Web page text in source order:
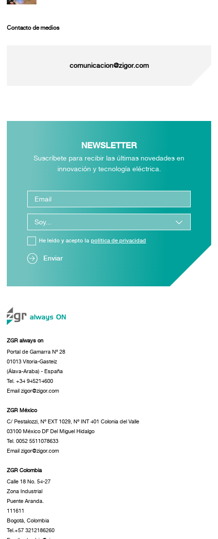
Contacto de medios
comunicacion@zigor.com
NEWSLETTER
Suscríbete para recibir las últimas novedades en
innovación y tecnología eléctrica.
Enviar
He leído y acepto la política de privacidad
ZGR always on
Portal de Gamarra Nº 28
01013 Vitoria-Gasteiz
(Álava-Araba) - España
Tel. +34 945214600
Email zigor@zigor.com
ZGR México
C/ Pestalozzi, Nº EXT 1029, Nº INT 401 Colonia del Valle
03100 México DF Del Miguel Hidalgo
Tel. 0052 5511078633
Email zigor@zigor.com
ZGR Colombia
Calle 18 No. 54-27
Zona Industrial
Puente Aranda.
111611
Bogotá, Colombia
Tel.+57 3212186260